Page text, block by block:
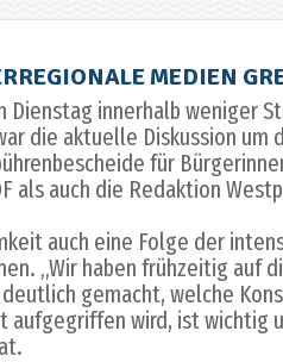
MEDIEN
Dienstag innerhalb weniger
die aktuelle Diskussion um
für
als auch die Redaktion
auch eine Folge der
„Wir haben frühzeitig auf
gemacht, welche
wird, ist wichtig